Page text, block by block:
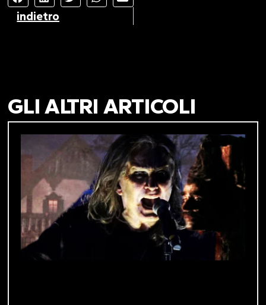
indietro
GLI ALTRI ARTICOLI